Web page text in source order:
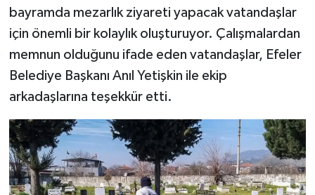
bayramda mezarlık ziyareti yapacak vatandaşlar
için önemli bir kolaylık oluşturuyor. Çalışmalardan
memnun olduğunu ifade eden vatandaşlar, Efeler
Belediye Başkanı Anıl Yetişkin ile ekip
arkadaşlarına teşekkür etti.